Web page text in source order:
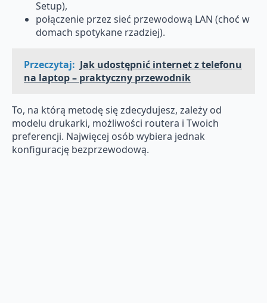
Setup),
połączenie przez sieć przewodową LAN (choć w
domach spotykane rzadziej).
Przeczytaj: Jak udostępnić internet z telefonu
na laptop – praktyczny przewodnik
To, na którą metodę się zdecydujesz, zależy od
modelu drukarki, możliwości routera i Twoich
preferencji. Najwięcej osób wybiera jednak
konfigurację bezprzewodową.